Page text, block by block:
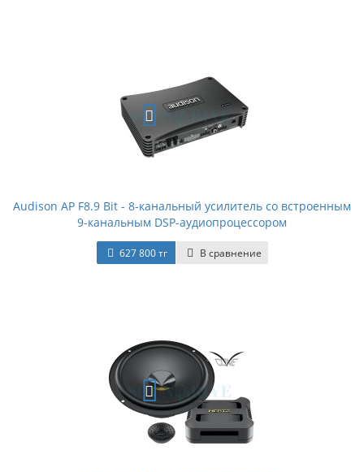
Audison AP F8.9 Bit - 8-канальный усилитель со встроенным
9-канальным DSP-аудиопроцессором
627 800 тг В сравнение